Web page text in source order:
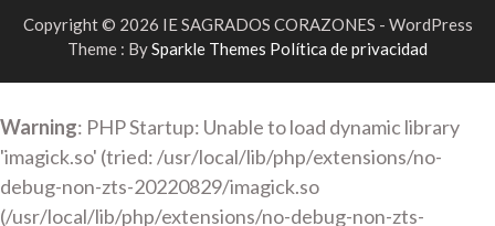
Copyright © 2026 IE SAGRADOS CORAZONES - WordPress
Theme : BySparkle Themes Política de privacidad
Warning: PHP Startup: Unable to load dynamic library
'imagick.so' (tried: /usr/local/lib/php/extensions/no-
debug-non-zts-20220829/imagick.so
(/usr/local/lib/php/extensions/no-debug-non-zts-